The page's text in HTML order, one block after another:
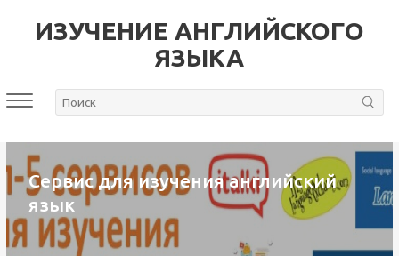
ИЗУЧЕНИЕ АНГЛИЙСКОГО
ЯЗЫКА
Сервис для изучения английский
язык